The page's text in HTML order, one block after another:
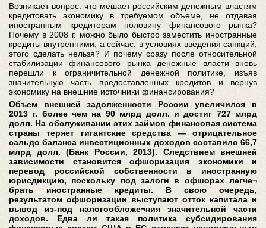
Возникает вопрос: что мешает российским денежным властям
кредитовать экономику в требуемом объеме, не отдавая
иностранным кредиторам половину финансового рынка?
Почему в 2008 г. можно было быстро заместить иностранные
кредиты внутренними, а сейчас, в условиях введения санкций,
этого сделать нельзя? И почему сразу после относительной
стабилизации финансового рынка денежные власти вновь
перешли к ограничительной денежной политике, изъяв
значительную часть предоставленных кредитов и вернув
экономику на внешние источники финансирования?
Объем внешней задолженности России увеличился в
2013 г. более чем на 90 млрд долл. и достиг 727 млрд
долл. На обслуживании этих займов финансовая система
страны теряет гигантские средства — отрицательное
сальдо баланса инвестиционных доходов составило 66,7
млрд долл. (Банк России, 2013). Следствием внешней
зависимости становится офшоризация экономики и
перевод российской собственности в иностранную
юрисдикцию, поскольку под залоги в офшорах легче¬
брать иностранные кредиты. В свою очередь,
результатом офшоризации выступают отток капитала и
вывод из-под налогообложе¬ния значительной части
доходов. Едва ли такая политика субсидирования